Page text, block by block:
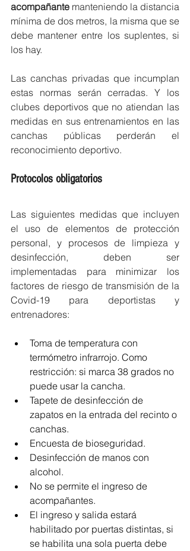
acompañante manteniendo la distancia
mínima de dos metros, la misma que se
debe mantener entre los suplentes, si
los hay.
Las canchas privadas que incumplan
estas normas serán cerradas. Y los
clubes deportivos que no atiendan las
medidas en sus entrenamientos en las
canchas públicas perderán el
reconocimiento deportivo.
Protocolos obligatorios
Las siguientes medidas que incluyen
el uso de elementos de protección
personal, y procesos de limpieza y
desinfección, deben ser
implementadas para minimizar los
factores de riesgo de transmisión de la
Covid-19 para deportistas y
entrenadores:
Toma de temperatura con
termómetro infrarrojo. Como
restricción: si marca 38 grados no
puede usar la cancha.
Tapete de desinfección de
zapatos en la entrada del recinto o
canchas.
Encuesta de bioseguridad.
Desinfección de manos con
alcohol.
No se permite el ingreso de
acompañantes.
El ingreso y salida estará
habilitado por puertas distintas, si
se habilita una sola puerta debe